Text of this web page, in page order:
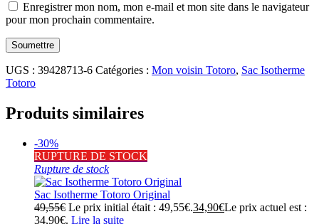
Enregistrer mon nom, mon e-mail et mon site dans le navigateur
pour mon prochain commentaire.
UGS : 39428713-6 Catégories : Mon voisin Totoro, Sac Isotherme
Totoro
Produits similaires
-30%
RUPTURE DE STOCK
Rupture de stock
Sac Isotherme Totoro Original
49,55€ Le prix initial était : 49,55€.34,90€Le prix actuel est :
34,90€. Lire la suite